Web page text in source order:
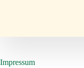
Impressum